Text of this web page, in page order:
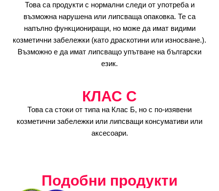
Това са продукти с нормални следи от употреба и
възможна нарушена или липсваща опаковка. Те са
напълно функциониращи, но може да имат видими
козметични забележки (като драскотини или износване.).
Възможно е да имат липсващо упътване на български
език.
КЛАС C
Това са стоки от типа на Клас Б, но с по-изявени
козметични забележки или липсващи консумативи или
аксесоари.
Подобни продукти